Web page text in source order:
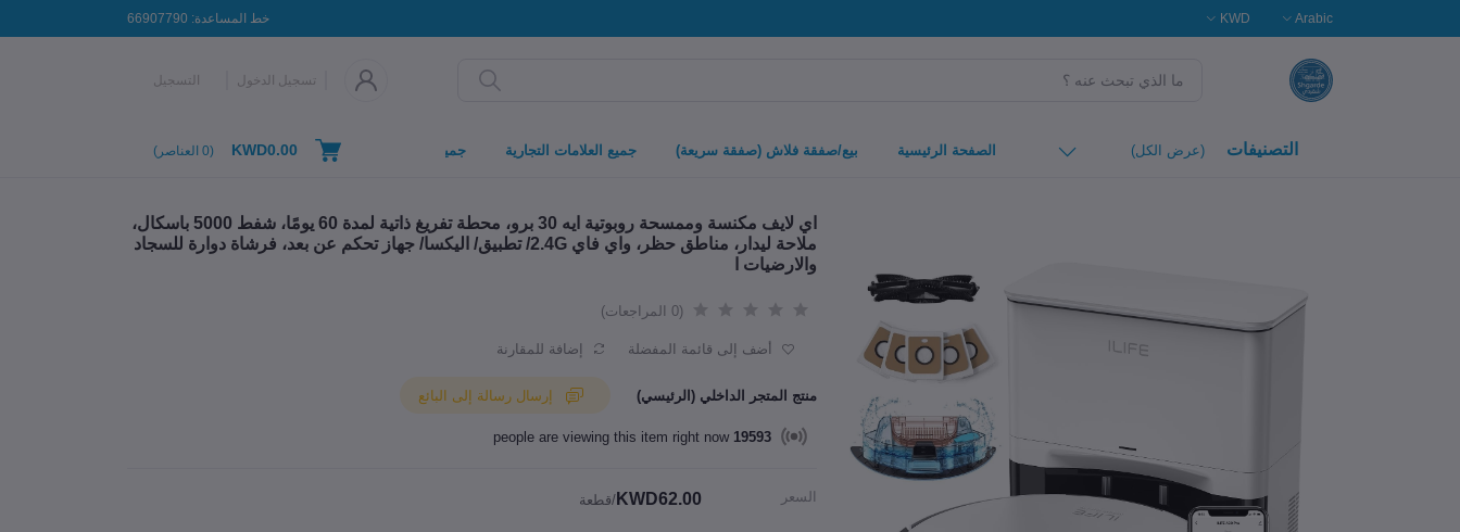
Arabic
KWD خط المساعدة: 66907790
تسجيل الدخول التسجيل
التصنيفات (عرض الكل) الصفحة الرئيسية بيع/صفقة فلاش (صفقة سريعة) جميع العلامات التجارية جميع التصنيفات KWD0.00
(
0 العناصر)
اي لايف مكنسة وممسحة روبوتية ايه 30 برو، محطة تفريغ ذاتية لمدة 60 يومًا، شفط 5000 باسكال،
ملاحة ليدار، مناطق حظر، واي فاي 2.4G/ تطبيق/ اليكسا/ جهاز تحكم عن بعد، فرشاة دوارة للسجاد
والارضيات ا
(0 المراجعات)
أضف إلى قائمة المفضلة إضافة للمقارنة
منتج المتجر الداخلي (الرئيسي)
19593
people are viewing this item right now
السعر KWD62.00 /قطعة